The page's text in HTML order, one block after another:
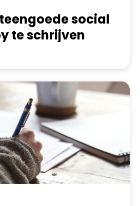
social
te schrijven